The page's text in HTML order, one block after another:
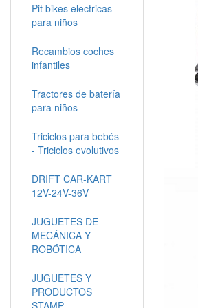
Pit bikes electricas
para niños
Recambios coches
infantiles
Tractores de batería
para niños
Triciclos para bebés
- Triciclos evolutivos
DRIFT CAR-KART
12V-24V-36V
JUGUETES DE
MECÁNICA Y
ROBÓTICA
JUGUETES Y
PRODUCTOS
STAMP